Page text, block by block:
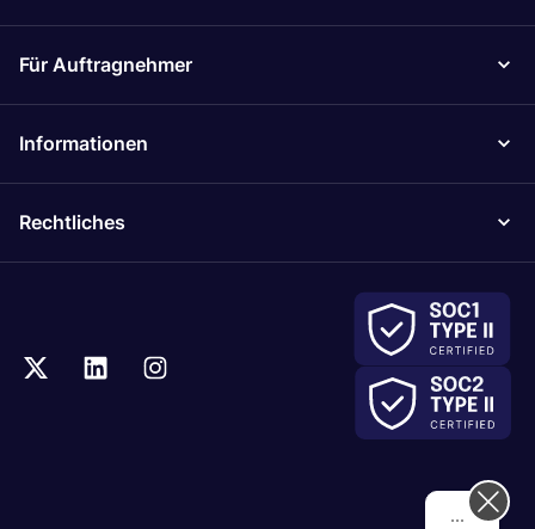
Für Auftragnehmer
Informationen
Rechtliches
Hi! How can we help